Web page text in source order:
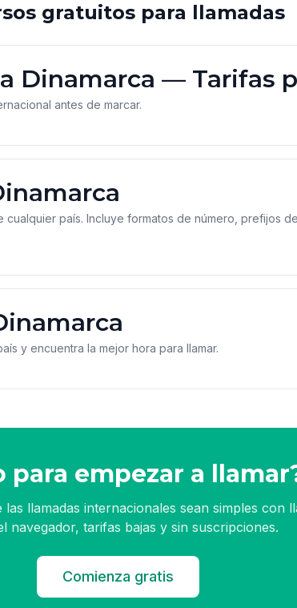
gratuitos para llamadas
Dinamarca — Tarifas
antes de marcar.
país. Incluye formatos de número, prefijos
y encuentra la mejor hora para llamar.
para empezar a
las llamadas internacionales sean simples con
navegador, tarifas bajas y sin suscripciones.
Comienza gratis